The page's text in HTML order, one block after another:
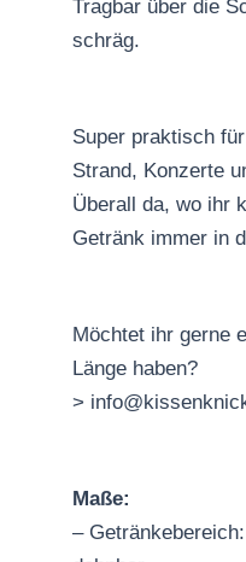
Tragbar über die
schräg.
Super praktisch
Strand, Konzerte
Überall da, wo ihr
Getränk immer in
Möchtet ihr gerne
Länge haben?
>
Maße:
–